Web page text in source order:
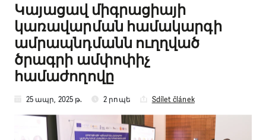
Կայացավ միգրացիայի
կառավարման համակարգի
ամրապնդմանն ուղղված
ծրագրի ամփոփիչ
համաժողովը
25 ապր, 2025 թ. 2 րոպե Sdílet článek